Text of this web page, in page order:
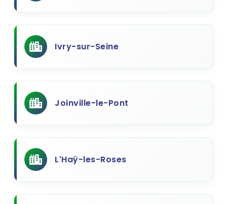
Ivry-sur-Seine
Joinville-le-Pont
L'Haÿ-les-Roses